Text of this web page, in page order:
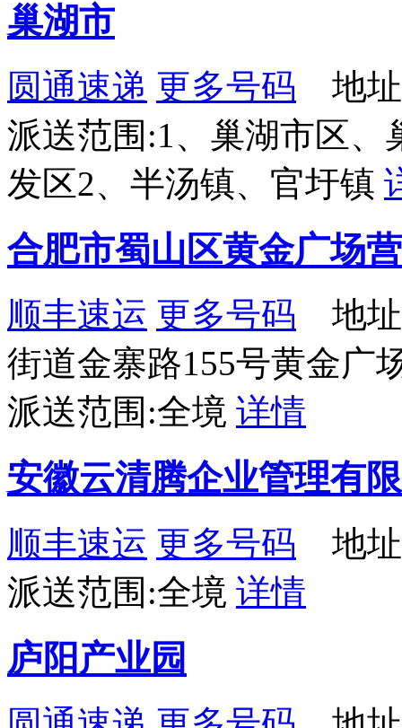
巢湖市
圆通速递 更多号码 地址
派送范围:1、巢湖市区、
发区2、半汤镇、官圩镇
合肥市蜀山区黄金广场
顺丰速运 更多号码 地址
街道金寨路155号黄金广
派送范围:全境 详情
安徽云清腾企业管理有
顺丰速运 更多号码 地址
派送范围:全境 详情
庐阳产业园